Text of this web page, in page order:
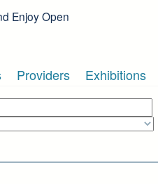
Enjoy Open
Providers Exhibitions